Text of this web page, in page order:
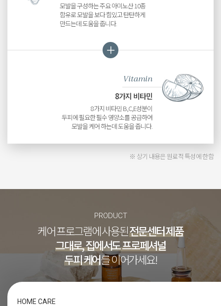
모발을 구성하는 주요 아미노산 10종
함유로 모발을 보다 힘있고 탄탄하게
만드는데 도움을 줍니다.
Vitamin
8가지 비타민
8가지 비타민 B,C,E성분이
두피에 필요한 필수 영양소를 공급하여
모발을 케어 하는데 도움을 줍니다.
※ 상기 내용은 원료적 특성에 한함
PRODUCT
케어 프로그램에 사용된전문센터 제품
그대로, 집에서도 프로페셔널
두피 케어를 이어가세요!
HOME CARE